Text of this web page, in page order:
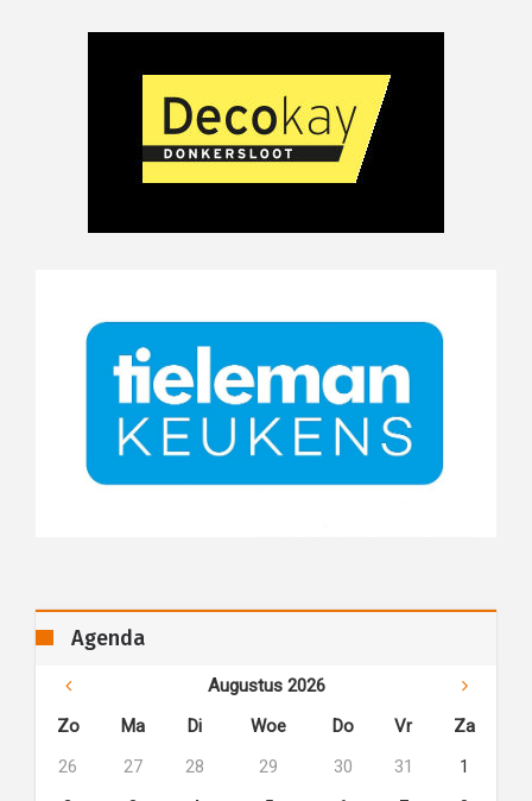
Agenda
Augustus 2026
Zo
Ma Di Woe Do Vr
Za
26
27 28 29 30 31
1